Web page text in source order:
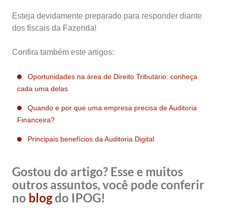
Esteja devidamente preparado para responder diante
dos fiscais da Fazenda!
Confira também este artigos:
Oportunidades na área de Direito Tributário: conheça
cada uma delas
Quando e por que uma empresa precisa de Auditoria
Financeira?
Principais benefícios da Auditoria Digital
Gostou do artigo? Esse e muitos
outros assuntos, você pode conferir
no blogdo IPOG!